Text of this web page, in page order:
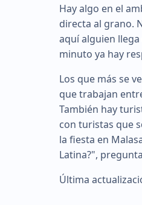
Hay algo en el
directa al grano.
aquí alguien
minuto ya hay
Los que más se
que trabajan
También hay
con turistas que
la fiesta en
Latina?",
Última